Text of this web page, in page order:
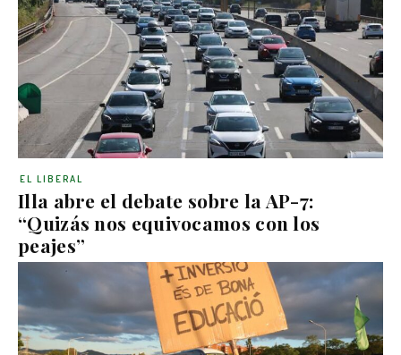
Illa abre el debate sobre la AP-7:
“Quizás nos equivocamos con los
peajes”
EL LIBERAL